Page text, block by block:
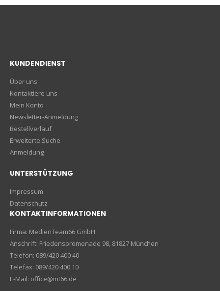
KUNDENDIENST
Über uns
Kontaktiere uns
Mein Konto
Newsletter-Anmeldung
Bestellverlauf
Erweiterte Suche
Anmeldung
UNTERSTÜTZUNG
Impressum
Datenschutz
KONTAKTINFORMATIONEN
Firma: MedienTeam66 GmbH
Anschrift: Friedenspromenade 98, 81827 München
Telefon: 089/420 400 40
Telefax: 089/420 400 10
E-Mail: office@mt66.de